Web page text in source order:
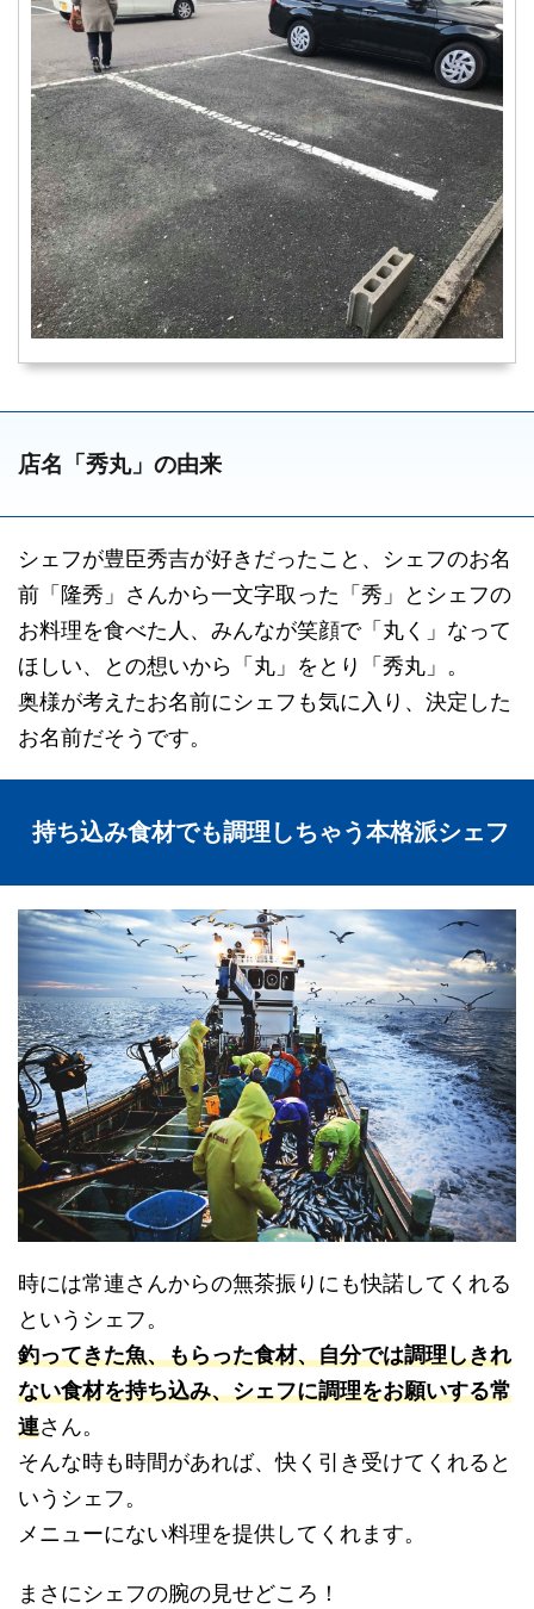
店名「秀丸」の由来
シェフが豊臣秀吉が好きだったこと、シェフのお名
前「隆秀」さんから一文字取った「秀」とシェフの
お料理を食べた人、みんなが笑顔で「丸く」なって
ほしい、との想いから「丸」をとり「秀丸」。
奥様が考えたお名前にシェフも気に入り、決定した
お名前だそうです。
持ち込み食材でも調理しちゃう本格派シェフ
時には常連さんからの無茶振りにも快諾してくれる
というシェフ。
釣ってきた魚、もらった食材、自分では調理しきれ
ない食材を持ち込み、シェフに調理をお願いする常
連さん。
そんな時も時間があれば、快く引き受けてくれると
いうシェフ。
メニューにない料理を提供してくれます。
まさにシェフの腕の見せどころ！